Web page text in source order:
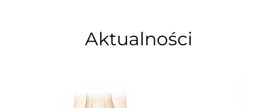
Aktualności